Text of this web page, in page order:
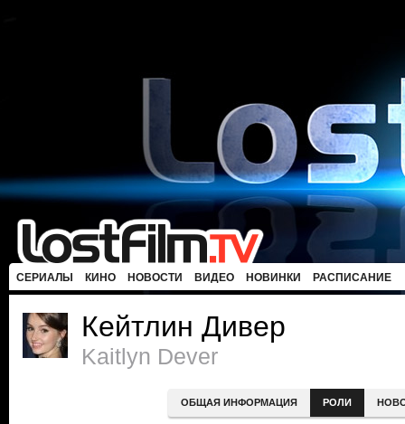
СЕРИАЛЫ КИНО НОВОСТИ ВИДЕО НОВИНКИ РАСПИСАНИЕ
Кейтлин Дивер
Kaitlyn Dever
ОБЩАЯ ИНФОРМАЦИЯ РОЛИ